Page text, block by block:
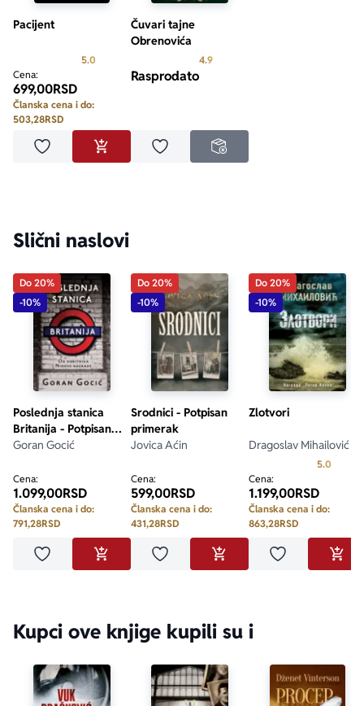
Pacijent
5.0 Prosecna ocena je 5.0 od 5
Cena:
699,00RSD
Članska cena i do:
503,28RSD
Dodaj u omiljeneDODAJ U KORPU
Čuvari tajne
Obrenovića
4.9Prosecna ocena je 4.9 od 5
Rasprodato
Dodaj u omiljeneNEDOSTUPNO
Slični naslovi
Do 20%
-10%
Poslednja stanica
Britanija - Potpisan
primerak
Goran Gocić
Cena:
1.099,00RSD
Članska cena i do:
791,28RSD
Dodaj u omiljeneDODAJ U KORPU
Do 20%
-10%
Srodnici - Potpisan
primerak
Jovica Aćin
Cena:
599,00RSD
Članska cena i do:
431,28RSD
Dodaj u omiljeneDODAJ U KORPU
Do 20%
-10%
Zlotvori
Dragoslav Mihailović
5.0
Cena:
1.199,00RSD
Članska cena i do:
863,28RSD
Dodaj u
Kupci ove knjige kupili su i